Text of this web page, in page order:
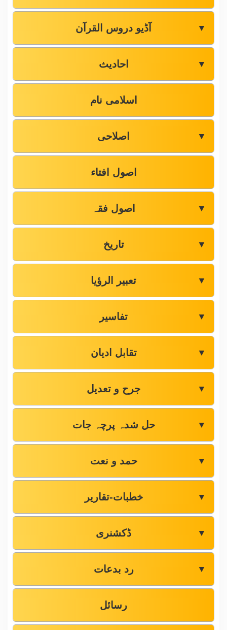
آڈیو دروس القرآن ▼
احادیث ▼
اسلامی نام
اصلاحی ▼
اصول افتاء
اصول فقہ ▼
تاریخ ▼
تعبیر الرؤیا ▼
تفاسیر ▼
تقابل ادیان ▼
جرح و تعدیل ▼
حل شدہ پرچہ جات ▼
حمد و نعت ▼
خطبات-تقاریر ▼
ڈکشنری ▼
رد بدعات ▼
رسائل